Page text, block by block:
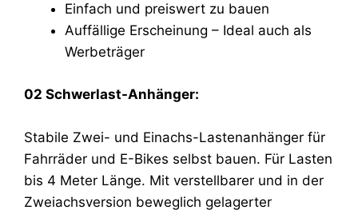
Einfach und preiswert zu bauen
Auffällige Erscheinung – Ideal auch als
Werbeträger
02 Schwerlast-Anhänger:
Stabile Zwei- und Einachs-Lastenanhänger für
Fahrräder und E-Bikes selbst bauen. Für Lasten
bis 4 Meter Länge. Mit verstellbarer und in der
Zweiachsversion beweglich gelagerter